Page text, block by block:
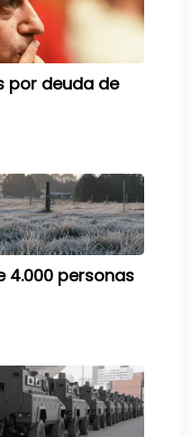
por deuda de
4.000 personas